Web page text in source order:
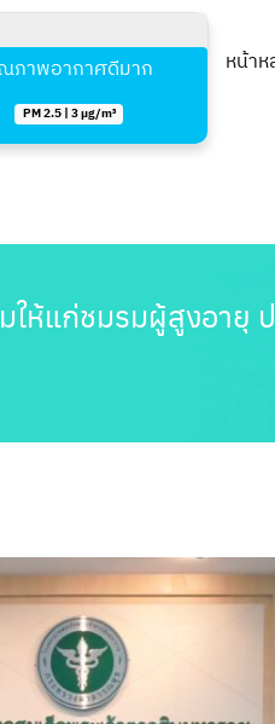
ภาพอากาศดีมาก
PM 2.5 | 3 µg/m³
หน้าห
ห้แก่ชมรมผู้สูงอายุ